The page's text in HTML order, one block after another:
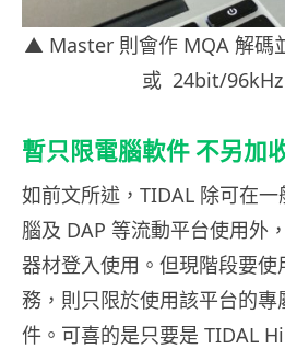
▲ Master 則會作 MQA 解碼
或 24bit/96kHz
暫只限電腦軟件 不另加
如前文所述，TIDAL 除可在
腦及 DAP 等流動平台使用外
器材登入使用。但現階段要
務，則只限於使用該平台的專
件。可喜的是只要是 TIDAL